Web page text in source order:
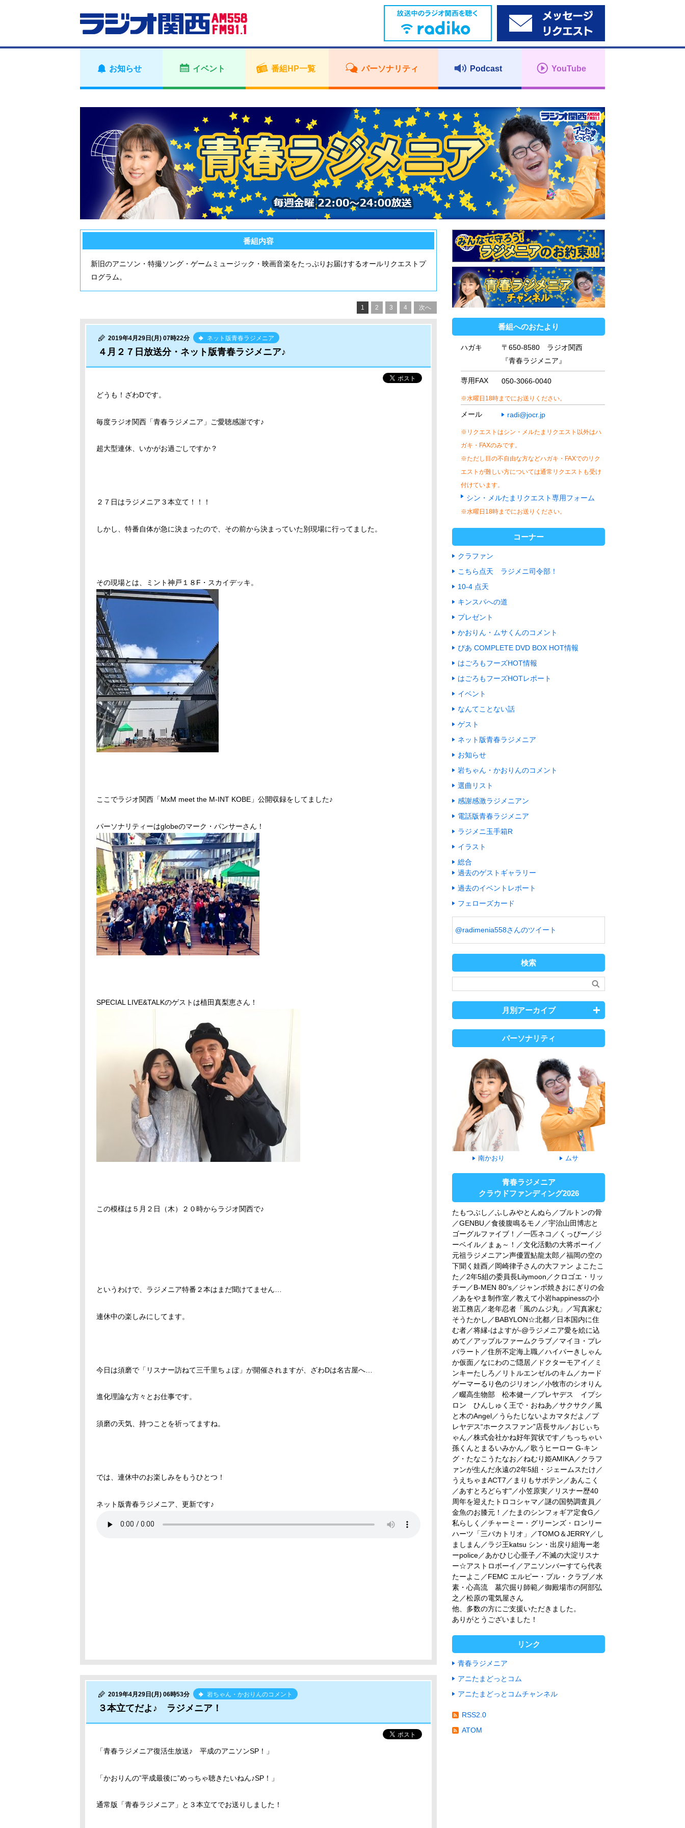
お知らせ イベント 番組HP一覧 パーソナリティ Podcast YouTube
番組内容
新旧のアニソン・特撮ソング・ゲームミュージック・映画音楽をたっぷりお届けするオールリクエストプ
ログラム。
1 2 3 4 次へ
2019年4月29日(月) 07時22分 ネット版青春ラジメニア
４月２７日放送分・ネット版青春ラジメニア♪
どうも！ざわDです。
毎度ラジオ関西「青春ラジメニア」ご愛聴感謝です♪
超大型連休、いかがお過ごしですか？
２７日はラジメニア３本立て！！！
しかし、特番自体が急に決まったので、その前から決まっていた別現場に行ってました。
その現場とは、ミント神戸１８F・スカイデッキ。
ここでラジオ関西「MxM meet the M-INT KOBE」公開収録をしてました♪
パーソナリティーはglobeのマーク・パンサーさん！
SPECIAL LIVE&TALKのゲストは植田真梨恵さん！
この模様は５月２日（木）２０時からラジオ関西で♪
というわけで、ラジメニア特番２本はまだ聞けてません…
連休中の楽しみにしてます。
今日は須磨で「リスナー訪ねて三千里ちょぼ」が開催されますが、ざわDは名古屋へ…
進化理論な方々とお仕事です。
須磨の天気、持つことを祈ってますね。
では、連休中のお楽しみをもうひとつ！
ネット版青春ラジメニア、更新です♪
2019年4月29日(月) 06時53分 岩ちゃん・かおりんのコメント
３本立てだよ♪ ラジメニア！
「青春ラジメニア復活生放送♪ 平成のアニソンSP！」
「かおりんの”平成最後に”めっちゃ聴きたいねん♪SP！」
通常版「青春ラジメニア」と３本立てでお送りしました！
番組へのおたより
ハガキ
〒650-8580 ラジオ関西
『青春ラジメニア』
専用FAX 050-3066-0040
※水曜日18時までにお送りください。
メール radi@jocr.jp
※リクエストはシン・メルたまリクエスト以外はハ
ガキ・FAXのみです。
※ただし目の不自由な方などハガキ・FAXでのリク
エストが難しい方については通常リクエストも受け
付けています。
シン・メルたまリクエスト専用フォーム
※水曜日18時までにお送りください。
コーナー
クラファン
こちら点天 ラジメニ司令部！
10-4 点天
キンスパへの道
プレゼント
かおりん・ムサくんのコメント
ぴあ COMPLETE DVD BOX HOT情報
はごろもフーズHOT情報
はごろもフーズHOTレポート
イベント
なんてことない話
ゲスト
ネット版青春ラジメニア
お知らせ
岩ちゃん・かおりんのコメント
選曲リスト
感謝感激ラジメニアン
電話版青春ラジメニア
ラジメニ玉手箱R
イラスト
総合
過去のゲストギャラリー
過去のイベントレポート
フェローズカード
@radimenia558さんのツイート
検索
月別アーカイブ
パーソナリティ
南かおり ムサ
青春ラジメニア
クラウドファンディング2026
たもつぶし／ふしみやとんぬら／ブルトンの骨
／GENBU／食後腹鳴るモノ／宇治山田博志と
ゴーグルファイブ！／一匹ネコ／くっぴー／ジ
ーベイル／まぁ～！／文化活動の大将ボーイ／
元祖ラジメニアン声優置鮎龍太郎／福岡の空の
下聞く娃酉／岡崎律子さんの大ファン よこたこ
た／2年5組の委員長Lilymoon／クロゴエ・リッ
チー／B-MEN 80's／ジャンボ焼きおにぎりの会
／あをやま制作室／教えて小岩happinessの小
岩工務店／老年忍者「風のムジ丸」／写真家む
そうたかし／BABYLON☆北都／日本国内に住
む者／将縁-はよすが-@ラジメニア愛を絵に込
めて／アップルファームクラブ／マイヨ・プレ
パラート／住所不定海上職／ハイパーきしゃん
か仮面／なにわのご隠居／ドクターモアイ／ミ
ンキーたしろ／リトルエンゼルのキム／カード
ゲーマーるり色のジリオン／小牧市のシオりん
／畷高生物部 松本健一／プレヤデス イプシ
ロン ひんしゅく王で・おねあ／サクサク／風
と木のAngel／うらたじないよカマタだよ／プ
レヤデス“ホークスファン”店長サル／おじぃち
ゃん／株式会社かね好年賀状です／ちっちゃい
孫くんとまるいみかん／歌うヒーロー G-キン
グ・たなこうたなお／ねむり姫AMIKA／クラフ
ァンが生んだ永遠の2年5組・ジェームスたけ／
うえちゃまACT7／まりもサボテン／あんこく
／あすとろどらす"／小笠原実／リスナー歴40
周年を迎えたトロコシャマ／謎の国勢調査員／
金魚のお膝元！／たまのシンフォギア定食G／
私らしく／チャーミー・グリーンズ・ロンリー
ハーツ「三バカトリオ」／TOMO＆JERRY／し
ましまん／ラジ王katsu シン・出戻り組海ー老
ーpolice／あかひじ心亜子／不滅の大淀リスナ
ー☆アストロボーイ／アニソンバーすてら代表
たーよこ／FEMC エルピー・プル・クラブ／水
素・心高流 墓穴掘り師範／御殿場市の阿部弘
之／松原の電気屋さん
他、多数の方にご支援いただきました。
ありがとうございました！
リンク
青春ラジメニア
アニたまどっとコム
アニたまどっとコムチャンネル
RSS2.0
ATOM